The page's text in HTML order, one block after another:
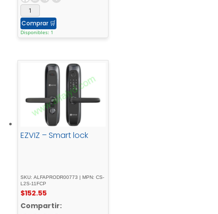
Comprar 🛒
Disponibles: 1
EZVIZ – Smart lock
SKU: ALFAPRODR00773 | MPN: CS-
L2S-11FCP
$152.55
Compartir: